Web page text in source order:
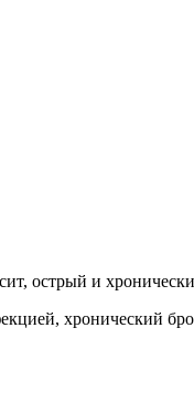
острый и
хронический